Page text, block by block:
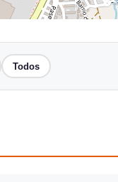
Todos